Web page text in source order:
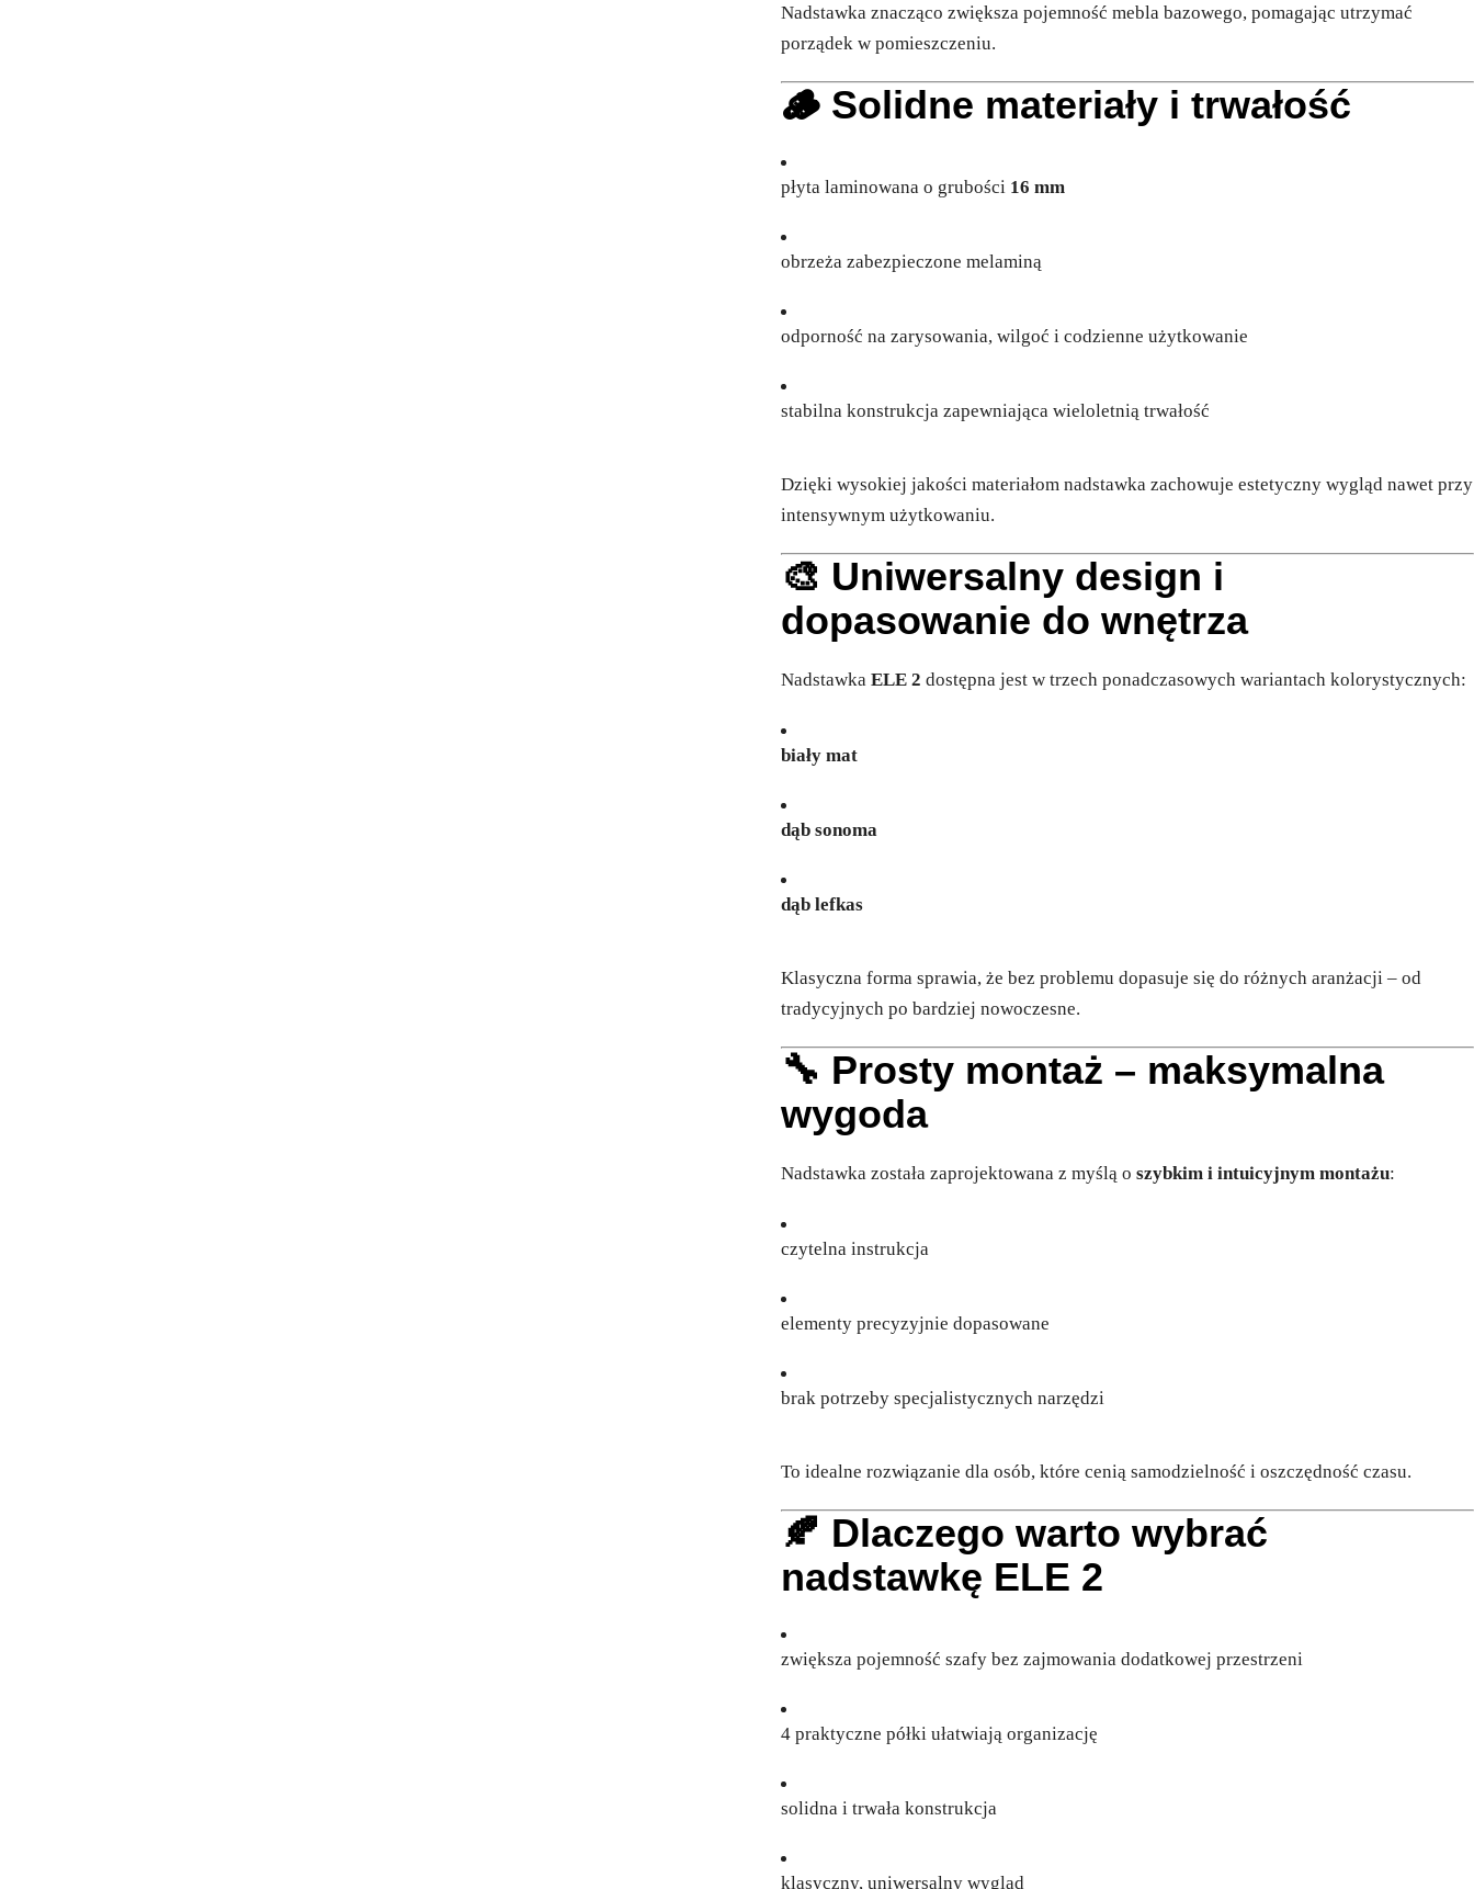
Nadstawka znacząco zwiększa pojemność mebla bazowego, pomagając utrzymać
porządek w pomieszczeniu.
🪵 Solidne materiały i trwałość
płyta laminowana o grubości 16 mm
obrzeża zabezpieczone melaminą
odporność na zarysowania, wilgoć i codzienne użytkowanie
stabilna konstrukcja zapewniająca wieloletnią trwałość
Dzięki wysokiej jakości materiałom nadstawka zachowuje estetyczny wygląd nawet przy
intensywnym użytkowaniu.
🎨 Uniwersalny design i
dopasowanie do wnętrza
NadstawkaELE 2 dostępna jest w trzech ponadczasowych wariantach kolorystycznych:
biały mat
dąb sonoma
dąb lefkas
Klasyczna forma sprawia, że bez problemu dopasuje się do różnych aranżacji – od
tradycyjnych po bardziej nowoczesne.
🔧 Prosty montaż – maksymalna
wygoda
Nadstawka została zaprojektowana z myślą oszybkim i intuicyjnym montażu:
czytelna instrukcja
elementy precyzyjnie dopasowane
brak potrzeby specjalistycznych narzędzi
To idealne rozwiązanie dla osób, które cenią samodzielność i oszczędność czasu.
🍂 Dlaczego warto wybrać
nadstawkę ELE 2
zwiększa pojemność szafy bez zajmowania dodatkowej przestrzeni
4 praktyczne półki ułatwiają organizację
solidna i trwała konstrukcja
klasyczny, uniwersalny wygląd